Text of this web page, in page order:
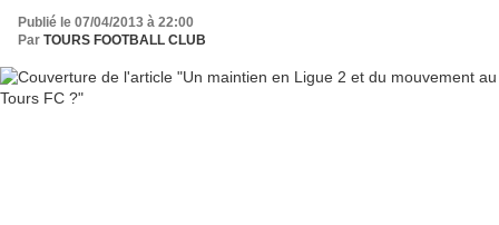
Publié le 07/04/2013 à 22:00
Par TOURS FOOTBALL CLUB